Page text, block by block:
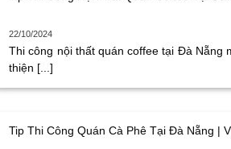
22/10/2024
Thi công nội thất quán coffee tại Đà Nẵng
thiện [...]
Tip Thi Công Quán Cà Phê Tại Đà Nẵng |